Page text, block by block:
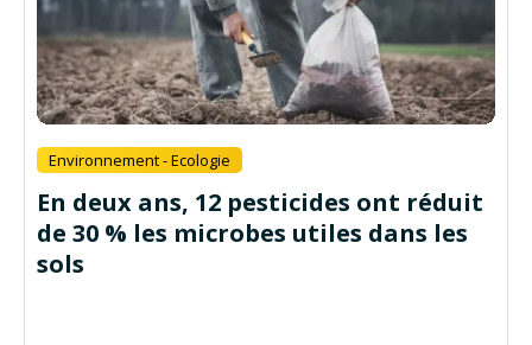
Environnement - Ecologie
En deux ans, 12 pesticides ont réduit
de 30 % les microbes utiles dans les
sols